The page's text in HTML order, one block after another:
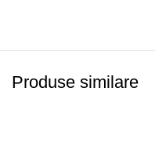
Produse similare